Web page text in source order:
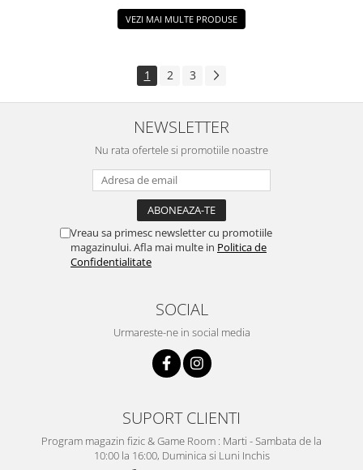
VEZI MAI MULTE PRODUSE
1 2 3
NEWSLETTER
Nu rata ofertele si promotiile noastre
Vreau sa primesc newsletter cu promotiile
magazinului. Afla mai multe in Politica de
Confidentialitate
SOCIAL
Urmareste-ne in social media
SUPORT CLIENTI
Program magazin fizic & Game Room : Marti - Sambata de la
10:00 la 16:00, Duminica si Luni Inchis